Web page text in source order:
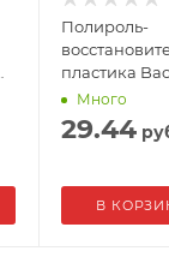
Полироль-
пластика
Black
мл AVS AVK-
Много
29.44
В